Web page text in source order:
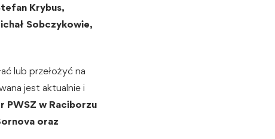
Krybus,
Sobczykowie,
lub przełożyć na
jest aktualnie i
PWSZ w Raciborzu
oraz